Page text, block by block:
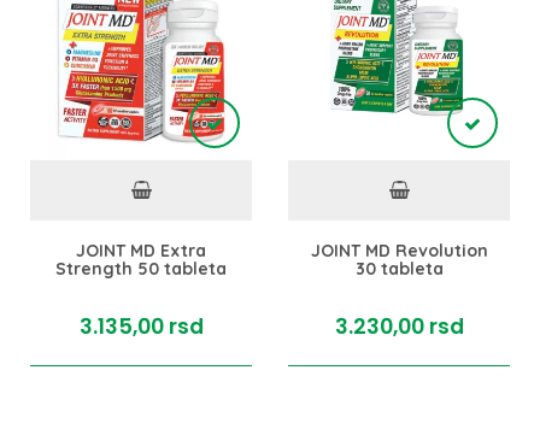
JOINT MD Extra
Strength 50 tableta
3.135,00 rsd
JOINT MD Revolution
30 tableta
3.230,00 rsd